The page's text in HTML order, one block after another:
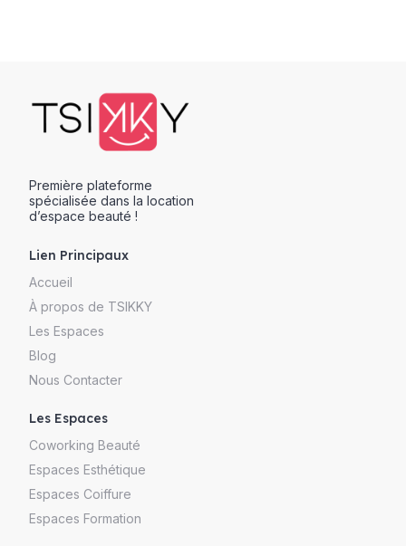
Première plateforme
spécialisée dans la location
d’espace beauté !
Lien Principaux
Accueil
À propos de TSIKKY
Les Espaces
Blog
Nous Contacter
Les Espaces
Coworking Beauté
Espaces Esthétique
Espaces Coiffure
Espaces Formation